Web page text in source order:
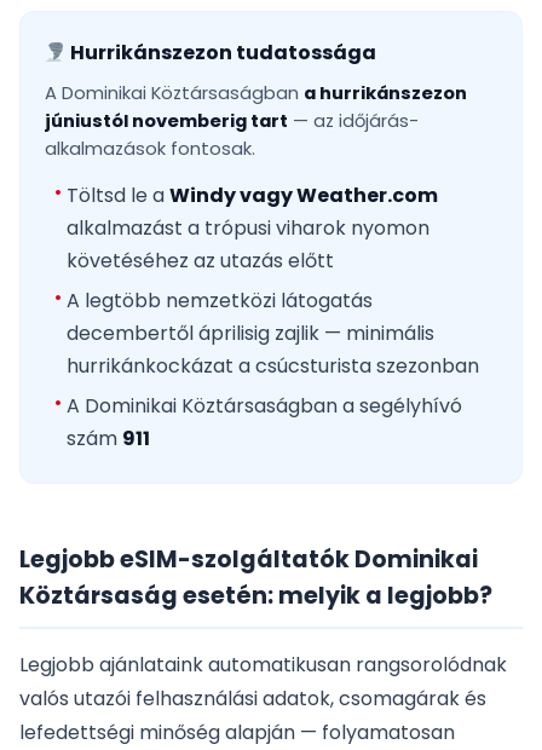
Hurrikánszezon tudatossága
A Dominikai Köztársaságban a hurrikánszezon
júniustól novemberig tart — az időjárás-
alkalmazások fontosak.
Töltsd le aWindy vagy Weather.com
alkalmazást a trópusi viharok nyomon
követéséhez az utazás előtt
A legtöbb nemzetközi látogatás
decembertől áprilisig zajlik — minimális
hurrikánkockázat a csúcsturista szezonban
A Dominikai Köztársaságban a segélyhívó
szám 911
Legjobb eSIM-szolgáltatók Dominikai
Köztársaság esetén: melyik a legjobb?
Legjobb ajánlataink automatikusan rangsorolódnak
valós utazói felhasználási adatok, csomagárak és
lefedettségi minőség alapján — folyamatosan